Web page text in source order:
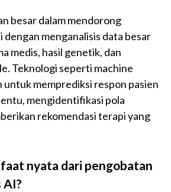
besar dalam mendorong
menganalisis data besar
medis, hasil genetik, dan
Teknologi seperti machine
untuk memprediksi respon pasien
mengidentifikasi pola
rekomendasi terapi yang
nyata dari pengobatan
AI?